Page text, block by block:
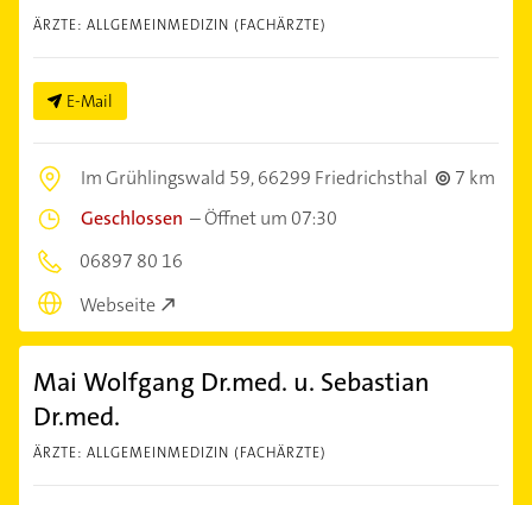
ÄRZTE: ALLGEMEINMEDIZIN (FACHÄRZTE)
E-Mail
Im Grühlingswald 59,66299 Friedrichsthal
7 km
Geschlossen –Öffnet um 07:30
06897 80 16
Webseite
Mai Wolfgang Dr.med. u. Sebastian
Dr.med.
ÄRZTE: ALLGEMEINMEDIZIN (FACHÄRZTE)